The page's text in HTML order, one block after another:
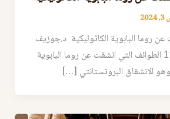
روما البابوية الكاثوليكية د.جوزيف
زيتون 11/01/2018 الطوائف التي انشقت عن روما البابوية
الانشقاق البروتستانتي […]